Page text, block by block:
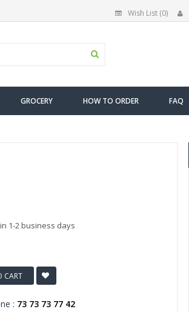
Wish List (0)
GROCERY HOW TO ORDER FAQ
1-2 business days
CART
: 73 73 73 77 42